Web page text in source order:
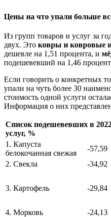
Цены на что упали больше
Из групп товаров и услуг за
двух. Это ковры и ковровые
дешевле на 1,51 процента, и
подешевевший на 1,46
Если говорить о конкретных
упали на чуть более 30
стоимость одной услуги
Информация о них
Список подешевевших в
услуг, %
1. Капуста
белокочанная свежая
-57,59
2. Свекла
-34,92
3. Картофель -29,84
4. Морковь -24,13